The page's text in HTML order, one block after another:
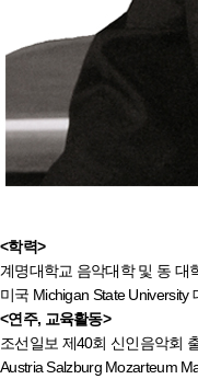
<학력>
계명대학교 음악대학 및 동 대
미국 Michigan State
<연주, 교육활동>
조선일보 제40회 신인음악회
Austria Salzburg Mozarteum